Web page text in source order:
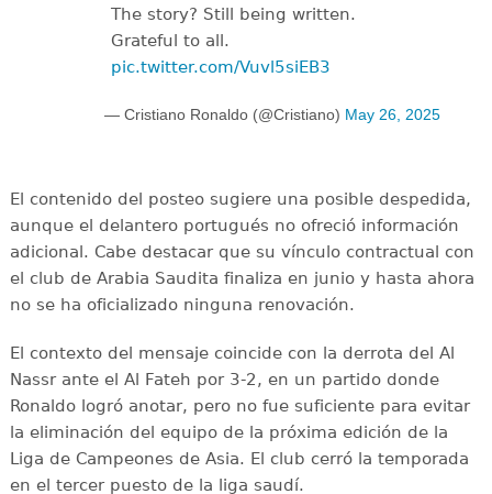
The story? Still being written.
Grateful to all.
pic.twitter.com/Vuvl5siEB3
— Cristiano Ronaldo (@Cristiano) May 26, 2025
El contenido del posteo sugiere una posible despedida,
aunque el delantero portugués no ofreció información
adicional. Cabe destacar que su vínculo contractual con
el club de Arabia Saudita finaliza en junio y hasta ahora
no se ha oficializado ninguna renovación.
El contexto del mensaje coincide con la derrota del Al
Nassr ante el Al Fateh por 3-2, en un partido donde
Ronaldo logró anotar, pero no fue suficiente para evitar
la eliminación del equipo de la próxima edición de la
Liga de Campeones de Asia. El club cerró la temporada
en el tercer puesto de la liga saudí.